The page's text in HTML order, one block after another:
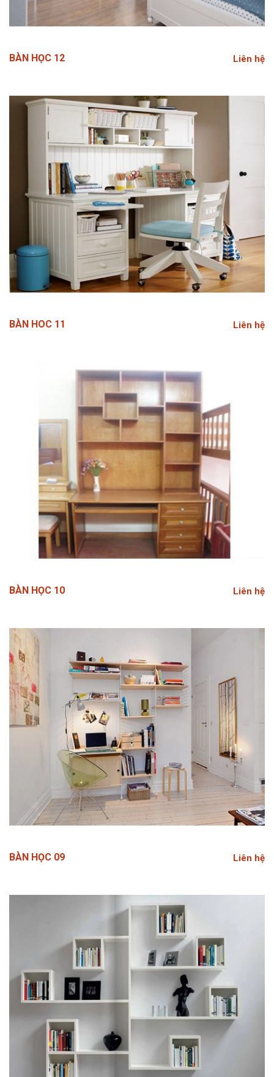
BÀN HỌC 12 Liên hệ
BÀN HOC 11 Liên hệ
BÀN HỌC 10 Liên hệ
BÀN HỌC 09 Liên hệ